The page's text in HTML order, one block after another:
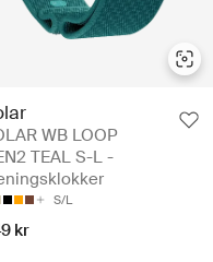
WB LOOP
TEAL S-L -
S/L
kr